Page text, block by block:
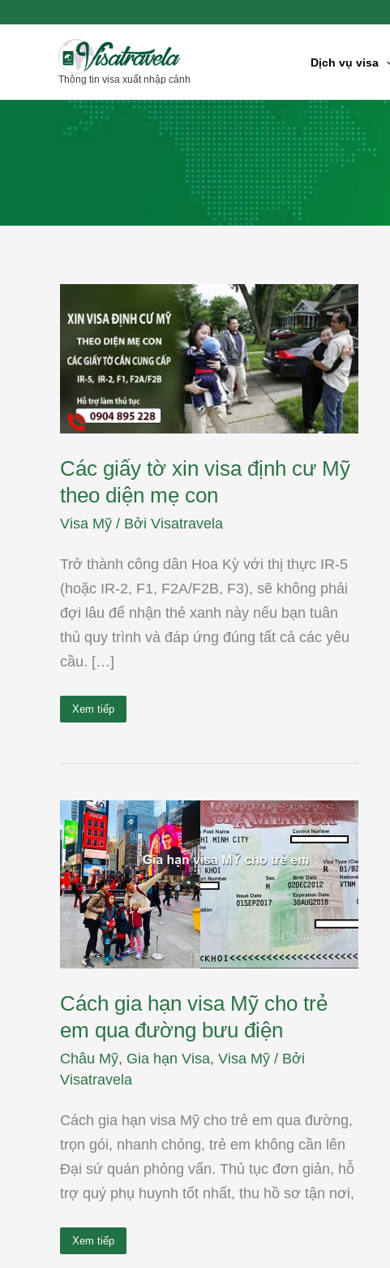
Thông tin visa xuất nhập cảnh
Dịch vụ visa
Các giấy tờ xin visa định cư Mỹ
theo diện mẹ con
Visa Mỹ / Bởi Visatravela
Trở thành công dân Hoa Kỳ với thị thực IR-5
(hoặc IR-2, F1, F2A/F2B, F3), sẽ không phải
đợi lâu để nhận thẻ xanh này nếu bạn tuân
thủ quy trình và đáp ứng đúng tất cả các yêu
cầu. […]
xin
định
cư
Mỹ
theo
diện
mẹ
con
Xem tiếp
Cách gia hạn visa Mỹ cho trẻ
em qua đường bưu điện
Châu Mỹ, Gia hạn Visa, Visa Mỹ / Bởi
Visatravela
Cách gia hạn visa Mỹ cho trẻ em qua đường,
trọn gói, nhanh chóng, trẻ em không cần lên
Đại sứ quán phỏng vấn. Thủ tục đơn giản, hỗ
trợ quý phụ huynh tốt nhất, thu hồ sơ tận nơi,
Cách
gia
hạn
visa
Mỹ
cho
trẻ
em
qua
đường
bưu
điện
Xem tiếp